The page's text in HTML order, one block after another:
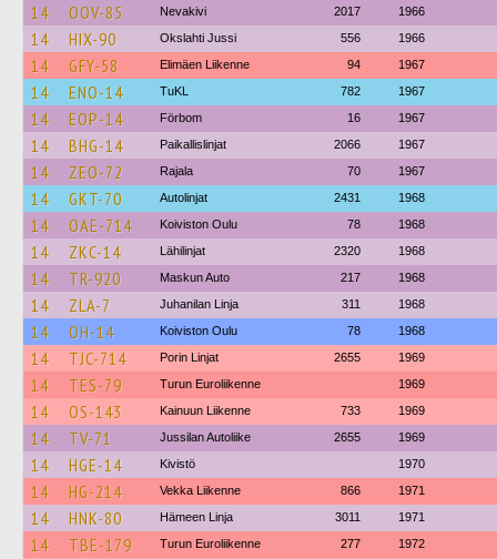
14 OOV-85 Nevakivi 2017 1966
14 HIX-90 Okslahti Jussi 556 1966
14 GFY-58 Elimäen Liikenne 94 1967
14 ENO-14 TuKL 782 1967
14 EOP-14 Förbom 16 1967
14 BHG-14 Paikallislinjat 2066 1967
14 ZEO-72 Rajala 70 1967
14 GKT-70 Autolinjat 2431 1968
14 OAE-714 Koiviston Oulu 78 1968
14 ZKC-14 Lähilinjat 2320 1968
14 TR-920 Maskun Auto 217 1968
14 ZLA-7 Juhanilan Linja 311 1968
14 OH-14 Koiviston Oulu 78 1968
14 TJC-714 Porin Linjat 2655 1969
14 TES-79 Turun Euroliikenne 1969
14 OS-143 Kainuun Liikenne 733 1969
14 TV-71 Jussilan Autoliike 2655 1969
14 HGE-14 Kivistö 1970
14 HG-214 Vekka Liikenne 866 1971
14 HNK-80 Hämeen Linja 3011 1971
14 TBE-179 Turun Euroliikenne 277 1972